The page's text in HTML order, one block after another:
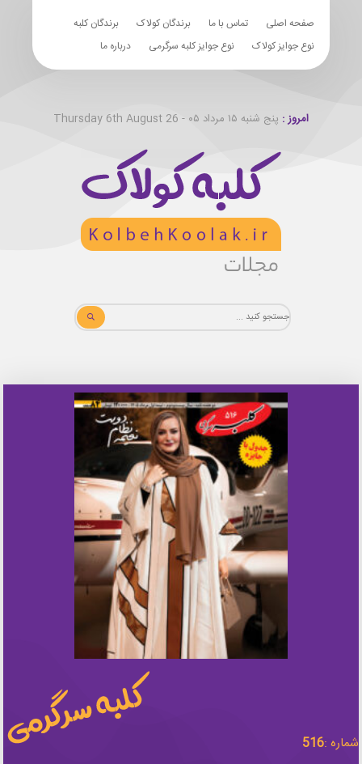
صفحه اصلی تماس با ما برندگان کولاک
برندگان کلبه
نوع جوایز کولاک
نوع جوایز کلبه سرگرمی درباره ما
امروز : پنج شنبه ۱۵ مرداد ۰۵ - Thursday 6th August 26
شماره :516